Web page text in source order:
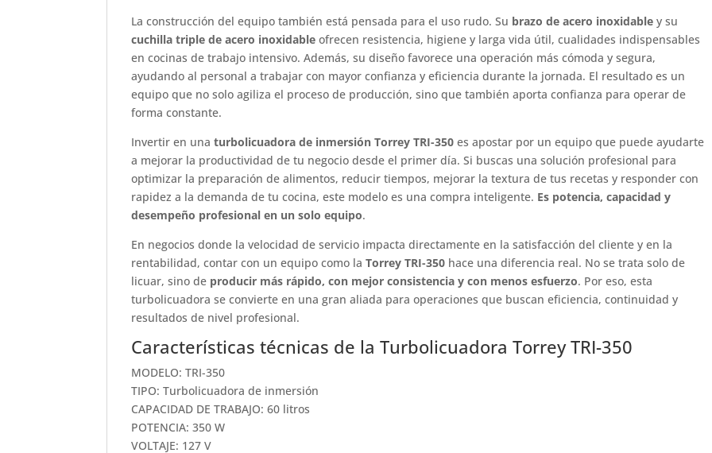
La construcción del equipo también está pensada para el uso rudo. Su brazo de acero inoxidable y su
cuchilla triple de acero inoxidable ofrecen resistencia, higiene y larga vida útil, cualidades indispensables
en cocinas de trabajo intensivo. Además, su diseño favorece una operación más cómoda y segura,
ayudando al personal a trabajar con mayor confianza y eficiencia durante la jornada. El resultado es un
equipo que no solo agiliza el proceso de producción, sino que también aporta confianza para operar de
forma constante.
Invertir en unaturbolicuadora de inmersión Torrey TRI-350 es apostar por un equipo que puede ayudarte
a mejorar la productividad de tu negocio desde el primer día. Si buscas una solución profesional para
optimizar la preparación de alimentos, reducir tiempos, mejorar la textura de tus recetas y responder con
rapidez a la demanda de tu cocina, este modelo es una compra inteligente. Es potencia, capacidad y
desempeño profesional en un solo equipo.
En negocios donde la velocidad de servicio impacta directamente en la satisfacción del cliente y en la
rentabilidad, contar con un equipo como laTorrey TRI-350 hace una diferencia real. No se trata solo de
licuar, sino de producir más rápido, con mejor consistencia y con menos esfuerzo. Por eso, esta
turbolicuadora se convierte en una gran aliada para operaciones que buscan eficiencia, continuidad y
resultados de nivel profesional.
Características técnicas de la Turbolicuadora Torrey TRI-350
MODELO: TRI-350
TIPO: Turbolicuadora de inmersión
CAPACIDAD DE TRABAJO: 60 litros
POTENCIA: 350 W
VOLTAJE: 127 V